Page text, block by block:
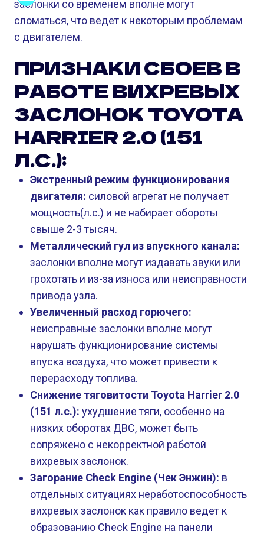
заслонки со временем вполне могут
сломаться, что ведет к некоторым проблемам
с двигателем.
ПРИЗНАКИ СБОЕВ В
РАБОТЕ ВИХРЕВЫХ
ЗАСЛОНОК TOYOTA
HARRIER 2.0 (151
Л.С.):
Экстренный режим функционирования
двигателя: силовой агрегат не получает
мощность(л.с.) и не набирает обороты
свыше 2-3 тысяч.
Металлический гул из впускного канала:
заслонки вполне могут издавать звуки или
грохотать и из-за износа или неисправности
привода узла.
Увеличенный расход горючего:
неисправные заслонки вполне могут
нарушать функционирование системы
впуска воздуха, что может привести к
перерасходу топлива.
Снижение тяговитости Toyota Harrier 2.0
(151 л.с.): ухудшение тяги, особенно на
низких оборотах ДВС, может быть
сопряжено с некорректной работой
вихревых заслонок.
Загорание Check Engine (Чек Энжин): в
отдельных ситуациях неработоспособность
вихревых заслонок как правило ведет к
образованию Check Engine на панели